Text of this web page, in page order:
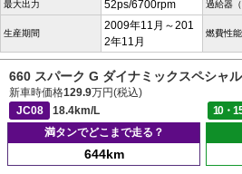
最大出力 52ps/6700rpm 過給器（
生産期間
2009年11月～201
2年11月
燃費性能
660 スパーク G ダイナミックスペシャル
新車時価格129.9万円(税込)
JC08
18.4km/L 10・
満タンでどこまで走る？
644km